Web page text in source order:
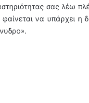
σας λέω
να υπάρχει η